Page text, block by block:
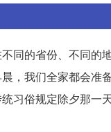
同的省份、不同
，我们全家都会
习俗规定除夕那一